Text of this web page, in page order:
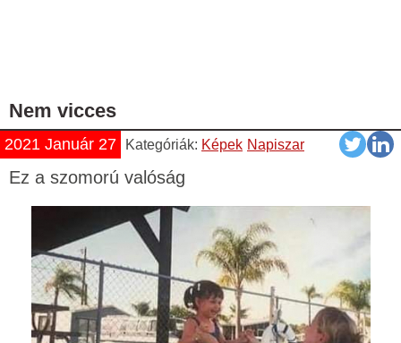
Nem vicces
2021 Január 27 Kategóriák: Képek Napiszar
Ez a szomorú valóság